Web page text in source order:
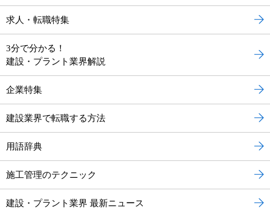
求人・転職特集
3分で分かる！
建設・プラント業界解説
企業特集
建設業界で転職する方法
用語辞典
施工管理のテクニック
建設・プラント業界 最新ニュース